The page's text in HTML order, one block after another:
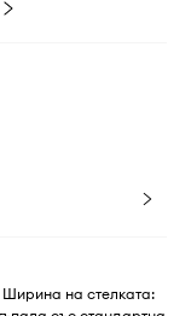
на стелката: